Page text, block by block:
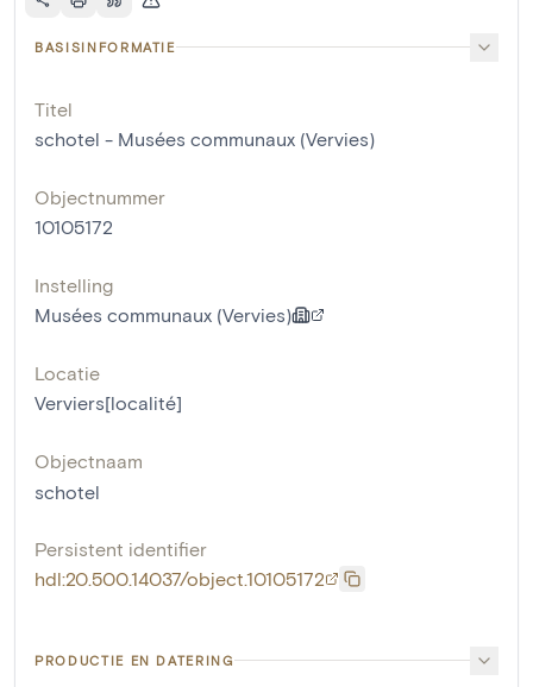
BASISINFORMATIE
Titel
schotel - Musées communaux (Vervies)
Objectnummer
10105172
Instelling
Musées communaux (Vervies)
Locatie
Verviers[localité]
Objectnaam
schotel
Persistent identifier
hdl:20.500.14037/object.10105172
PRODUCTIE EN DATERING